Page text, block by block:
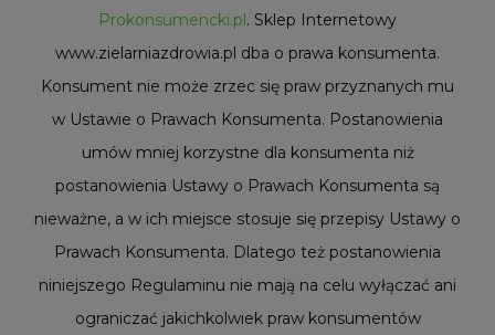
Prokonsumencki.pl. Sklep Internetowy
www.zielarniazdrowia.pl dba o prawa konsumenta.
Konsument nie może zrzec się praw przyznanych mu
w Ustawie o Prawach Konsumenta. Postanowienia
umów mniej korzystne dla konsumenta niż
postanowienia Ustawy o Prawach Konsumenta są
nieważne, a w ich miejsce stosuje się przepisy Ustawy o
Prawach Konsumenta. Dlatego też postanowienia
niniejszego Regulaminu nie mają na celu wyłączać ani
ograniczać jakichkolwiek praw konsumentów